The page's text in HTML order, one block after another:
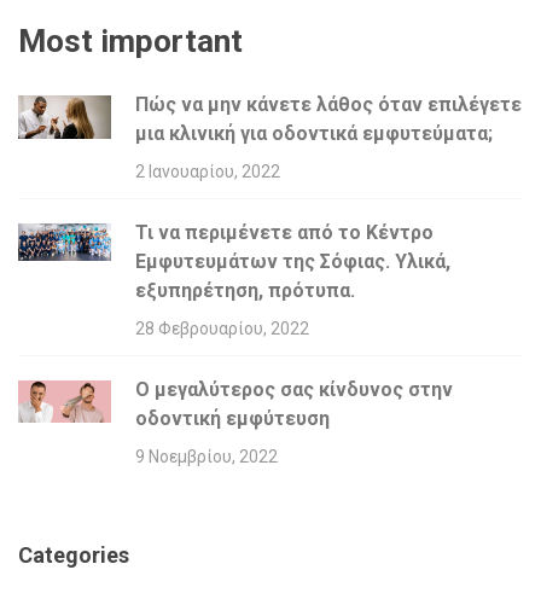
Most important
Πώς να μην κάνετε λάθος όταν επιλέγετε
μια κλινική για οδοντικά εμφυτεύματα;
2 Ιανουαρίου, 2022
Τι να περιμένετε από το Κέντρο
Εμφυτευμάτων της Σόφιας. Υλικά,
εξυπηρέτηση, πρότυπα.
28 Φεβρουαρίου, 2022
Ο μεγαλύτερος σας κίνδυνος στην
οδοντική εμφύτευση
9 Νοεμβρίου, 2022
Categories